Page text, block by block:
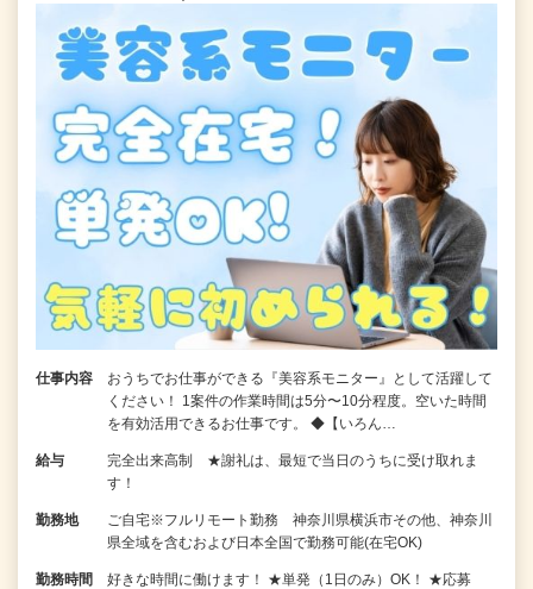
仕事内容
おうちでお仕事ができる『美容系モニター』として活躍して
ください！ 1案件の作業時間は5分〜10分程度。空いた時間
を有効活用できるお仕事です。 ◆【いろん…
給与
完全出来高制 ★謝礼は、最短で当日のうちに受け取れま
す！
勤務地
ご自宅※フルリモート勤務 神奈川県横浜市その他、神奈川
県全域を含むおよび日本全国で勤務可能(在宅OK)
勤務時間
好きな時間に働けます！ ★単発（1日のみ）OK！ ★応募